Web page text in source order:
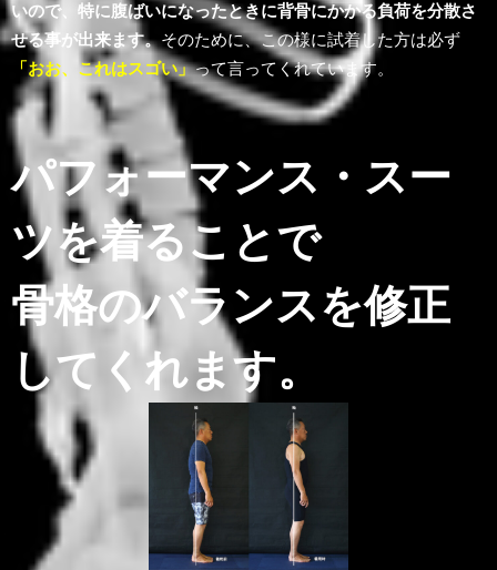
いので、特に腹ばいになったときに背骨にかかる負荷を分散さ
せる事が出来ます。そのために、この様に試着した方は必ず
「おお、これはスゴい」って言ってくれています。
パフォーマンス・スー
ツを着ることで
骨格のバランスを修正
してくれます。